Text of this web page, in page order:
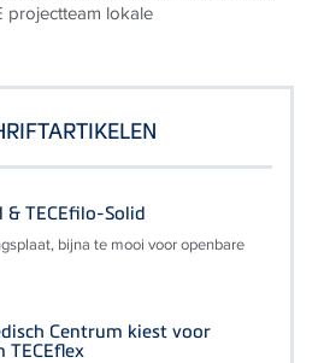
projectteam lokale
& TECEfilo-Solid
bijna te mooi voor openbare
Centrum kiest voor
TECEflex